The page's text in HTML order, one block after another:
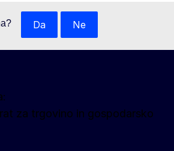
Da Ne
za trgovino in gospodarsko